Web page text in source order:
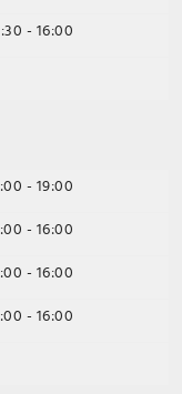
- 16:00
- 19:00
- 16:00
- 16:00
- 16:00